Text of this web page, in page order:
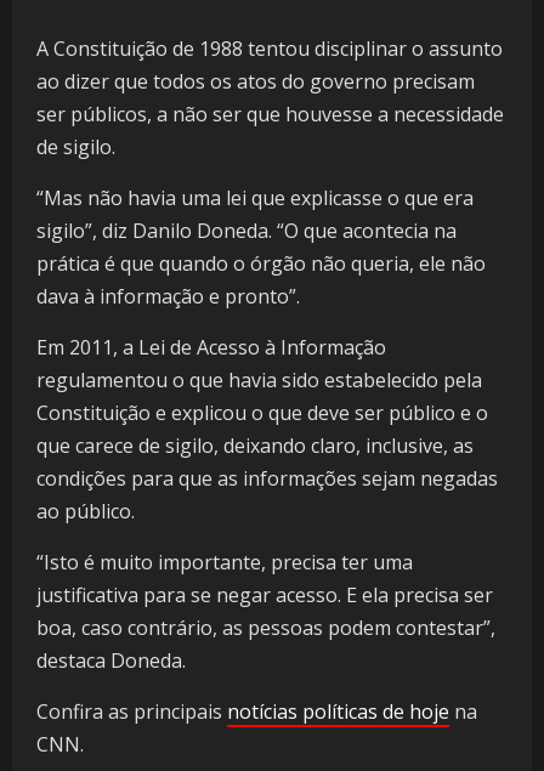
A Constituição de 1988 tentou disciplinar o assunto
ao dizer que todos os atos do governo precisam
ser públicos, a não ser que houvesse a necessidade
de sigilo.
“Mas não havia uma lei que explicasse o que era
sigilo”, diz Danilo Doneda. “O que acontecia na
prática é que quando o órgão não queria, ele não
dava à informação e pronto”.
Em 2011, a Lei de Acesso à Informação
regulamentou o que havia sido estabelecido pela
Constituição e explicou o que deve ser público e o
que carece de sigilo, deixando claro, inclusive, as
condições para que as informações sejam negadas
ao público.
“Isto é muito importante, precisa ter uma
justificativa para se negar acesso. E ela precisa ser
boa, caso contrário, as pessoas podem contestar”,
destaca Doneda.
Confira as principais notícias políticas de hoje na
CNN.